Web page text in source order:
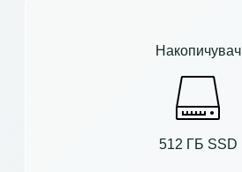
Накопичувач
512 ГБ SSD